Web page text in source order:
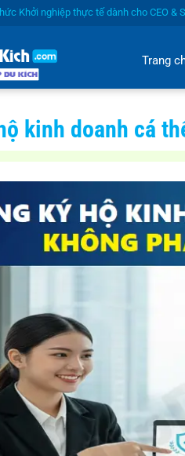
Khởi nghiệp thực tế dành cho CEO &
Trang
kinh doanh cá